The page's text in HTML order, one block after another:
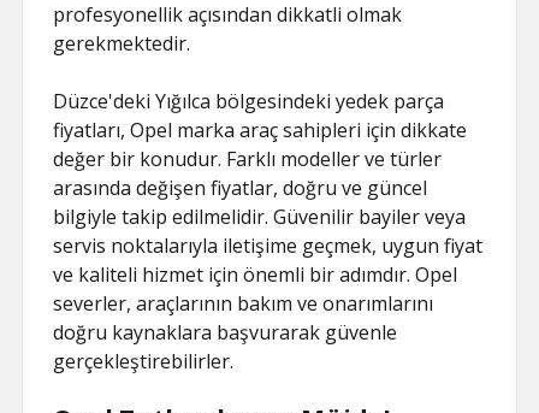
profesyonellik açısından dikkatli olmak
gerekmektedir.
Düzce'deki Yığılca bölgesindeki yedek parça
fiyatları, Opel marka araç sahipleri için dikkate
değer bir konudur. Farklı modeller ve türler
arasında değişen fiyatlar, doğru ve güncel
bilgiyle takip edilmelidir. Güvenilir bayiler veya
servis noktalarıyla iletişime geçmek, uygun fiyat
ve kaliteli hizmet için önemli bir adımdır. Opel
severler, araçlarının bakım ve onarımlarını
doğru kaynaklara başvurarak güvenle
gerçekleştirebilirler.